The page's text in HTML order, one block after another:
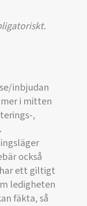
inbjudan
i mitten
,
också
ett giltigt
ledigheten
fäkta, så